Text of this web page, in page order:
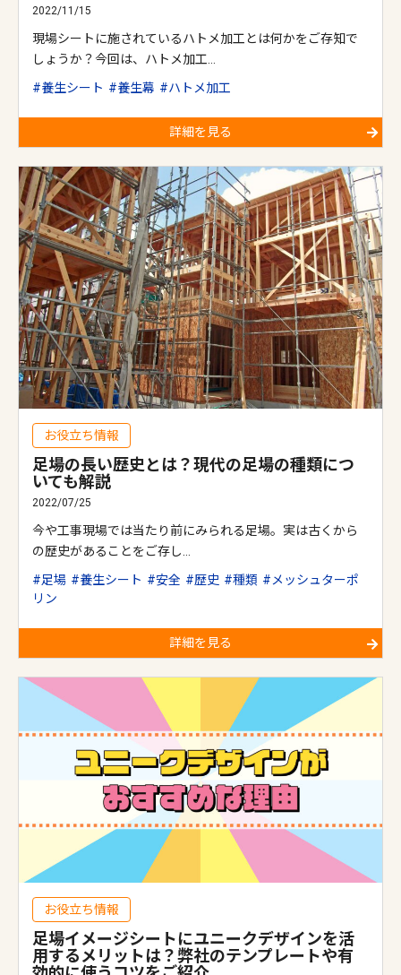
2022/11/15
現場シートに施されているハトメ加工とは何かをご存知で
しょうか？今回は、ハトメ加工…
養生シート
養生幕 ハトメ加工
詳細を見る
お役立ち情報
足場の長い歴史とは？現代の足場の種類につ
いても解説
2022/07/25
今や工事現場では当たり前にみられる足場。実は古くから
の歴史があることをご存し…
足場
養生シート 安全 歴史 種類
メッシュターポ
リン
詳細を見る
お役立ち情報
足場イメージシートにユニークデザインを活
用するメリットは？弊社のテンプレートや有